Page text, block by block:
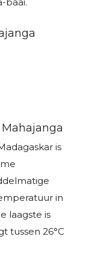
is
in
laagste is
tussen 26°C